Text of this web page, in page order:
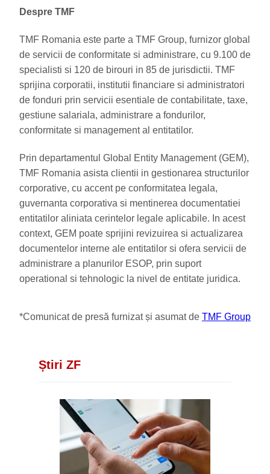
Despre TMF
TMF Romania este parte a TMF Group, furnizor global
de servicii de conformitate si administrare, cu 9.100 de
specialisti si 120 de birouri in 85 de jurisdictii. TMF
sprijina corporatii, institutii financiare si administratori
de fonduri prin servicii esentiale de contabilitate, taxe,
gestiune salariala, administrare a fondurilor,
conformitate si management al entitatilor.
Prin departamentul Global Entity Management (GEM),
TMF Romania asista clientii in gestionarea structurilor
corporative, cu accent pe conformitatea legala,
guvernanta corporativa si mentinerea documentatiei
entitatilor aliniata cerintelor legale aplicabile. In acest
context, GEM poate sprijini revizuirea si actualizarea
documentelor interne ale entitatilor si ofera servicii de
administrare a planurilor ESOP, prin suport
operational si tehnologic la nivel de entitate juridica.
*Comunicat de presă furnizat și asumat de TMF Group
Știri ZF